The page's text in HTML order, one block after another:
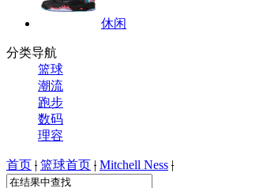
休闲
分类导航
篮球
潮流
跑步
数码
理容
首页 | 篮球首页 | Mitchell Ness |